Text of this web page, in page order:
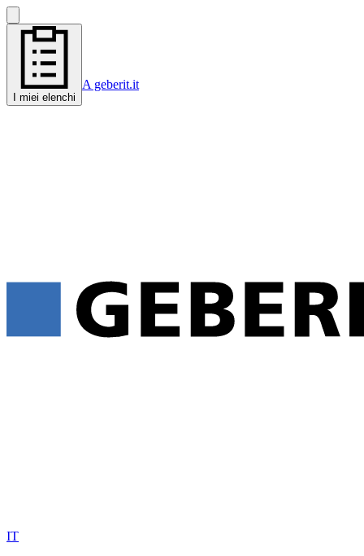
I miei elenchi
A geberit.it
IT